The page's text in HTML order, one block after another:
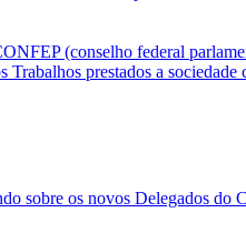
(conselho federal
Trabalhos prestados a sociedade
sobre os novos Delegados do